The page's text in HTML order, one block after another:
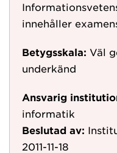
innehåller
Betygsskala: Väl
underkänd
Ansvarig
informatik
Beslutad av:
2011-11-18